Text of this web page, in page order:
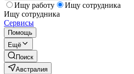
Ищу работу
Ищу сотрудника
Ищу сотрудника
Сервисы
Помощь
Ещё
Поиск
Австралия